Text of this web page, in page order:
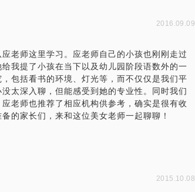
2016.09.09
老师这里学习。应老师自己的小孩也刚刚走过
我提了小孩在当下以及幼儿园阶段语数外的一
包括看书的环境、灯光等，而不仅仅是我们平
太深入聊，但能感受到她的专业性。同时我们
老师也推荐了相应机构供参考，确实是很有收
的家长们，来和这位美女老师一起聊聊！
2015.10.08